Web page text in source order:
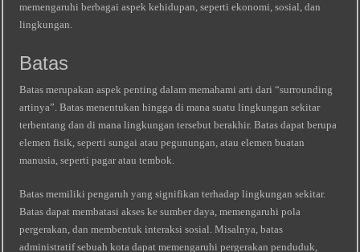
memengaruhi berbagai aspek kehidupan, seperti ekonomi, sosial, dan
lingkungan.
Batas
Batas merupakan aspek penting dalam memahami arti dari “surrounding
artinya”. Batas menentukan hingga di mana suatu lingkungan sekitar
terbentang dan di mana lingkungan tersebut berakhir. Batas dapat berupa
elemen fisik, seperti sungai atau pegunungan, atau elemen buatan
manusia, seperti pagar atau tembok.
Batas memiliki pengaruh yang signifikan terhadap lingkungan sekitar.
Batas dapat membatasi akses ke sumber daya, memengaruhi pola
pergerakan, dan membentuk interaksi sosial. Misalnya, batas
administratif sebuah kota dapat memengaruhi pergerakan penduduk,